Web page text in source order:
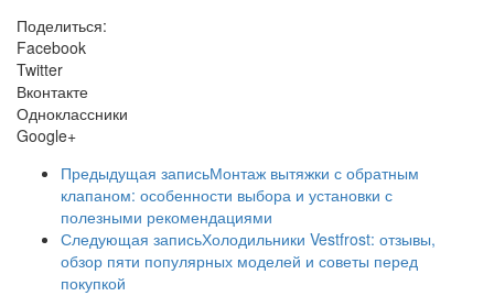
Поделиться:
Facebook
Twitter
Вконтакте
Одноклассники
Google+
Предыдущая записьМонтаж вытяжки с обратным
клапаном: особенности выбора и установки с
полезными рекомендациями
Следующая записьХолодильники Vestfrost: отзывы,
обзор пяти популярных моделей и советы перед
покупкой